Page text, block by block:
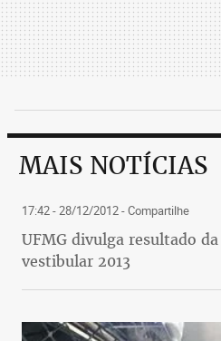
MAIS NOTÍCIAS
17:42 - 28/12/2012- Compartilhe
UFMG divulga resultado
vestibular 2013